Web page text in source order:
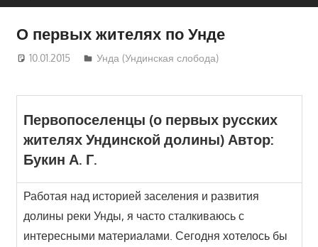
О первых жителях по Унде
10.01.2015 Юра
Унда (Ундинская слобода)
Первопоселенцы (о первых русских
жителях Ундинской долины) Автор:
Букин А. Г.
Работая над историей заселения и развития
долины реки Унды, я часто сталкиваюсь с
интересными материалами. Сегодня хотелось бы